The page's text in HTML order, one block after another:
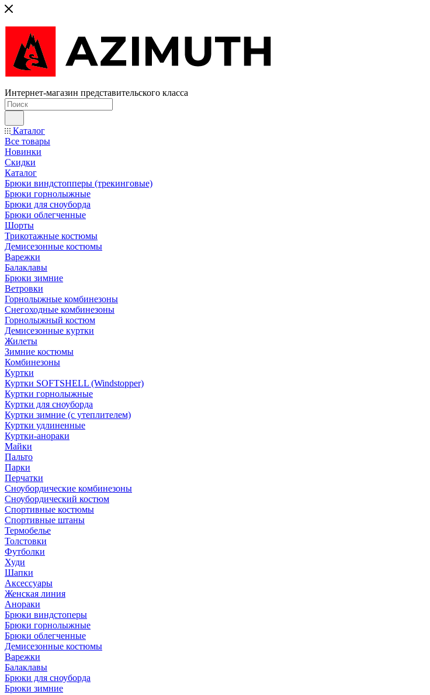
Интернет-магазин представительского класса
Каталог
Все товары
Новинки
Скидки
Каталог
Брюки виндстопперы (трекинговые)
Брюки горнолыжные
Брюки для сноуборда
Брюки облегченные
Шорты
Трикотажные костюмы
Демисезонные костюмы
Варежки
Балаклавы
Брюки зимние
Ветровки
Горнолыжные комбинезоны
Снегоходные комбинезоны
Горнолыжный костюм
Демисезонные куртки
Жилеты
Зимние костюмы
Комбинезоны
Куртки
Куртки SOFTSHELL (Windstopper)
Куртки горнолыжные
Куртки для сноуборда
Куртки зимние (с утеплителем)
Куртки удлиненные
Куртки-анораки
Майки
Пальто
Парки
Перчатки
Сноубордические комбинезоны
Сноубордический костюм
Спортивные костюмы
Спортивные штаны
Термобелье
Толстовки
Футболки
Худи
Шапки
Аксессуары
Женская линия
Анораки
Брюки виндстоперы
Брюки горнолыжные
Брюки облегченные
Демисезонные костюмы
Варежки
Балаклавы
Брюки для сноуборда
Брюки зимние